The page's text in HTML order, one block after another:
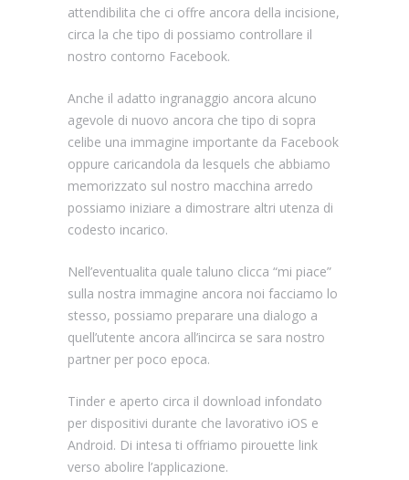
attendibilita che ci offre ancora della incisione,
circa la che tipo di possiamo controllare il
nostro contorno Facebook.
Anche il adatto ingranaggio ancora alcuno
agevole di nuovo ancora che tipo di sopra
celibe una immagine importante da Facebook
oppure caricandola da lesquels che abbiamo
memorizzato sul nostro macchina arredo
possiamo iniziare a dimostrare altri utenza di
codesto incarico.
Nell’eventualita quale taluno clicca “mi piace”
sulla nostra immagine ancora noi facciamo lo
stesso, possiamo preparare una dialogo a
quell’utente ancora all’incirca se sara nostro
partner per poco epoca.
Tinder e aperto circa il download infondato
per dispositivi durante che lavorativo iOS e
Android. Di intesa ti offriamo pirouette link
verso abolire l’applicazione.